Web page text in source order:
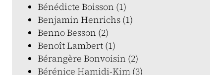
Bénédicte Boisson (1)
Benjamin Henrichs (1)
Benno Besson (2)
Benoît Lambert (1)
Bérangère Bonvoisin (2)
Bérénice Hamidi-Kim (3)